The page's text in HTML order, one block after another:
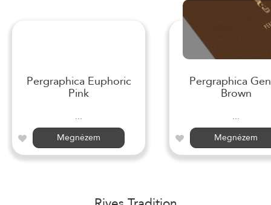
Pergraphica Euphoric
Pink
...
Megnézem
Pergraphica
Brown
...
Megnézem